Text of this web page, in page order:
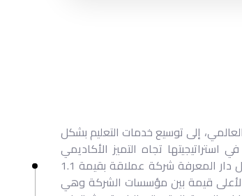
إلى توسيع خدمات التعليم بشكل
تجاه التميز الأكاديمي
والإدراج العام من خلال الاستثمارات العقارية، مما يجعل دار المعرفة شركة عملاقة بقيمة 1.1
قيمة بين مؤسسات الشركة وهي